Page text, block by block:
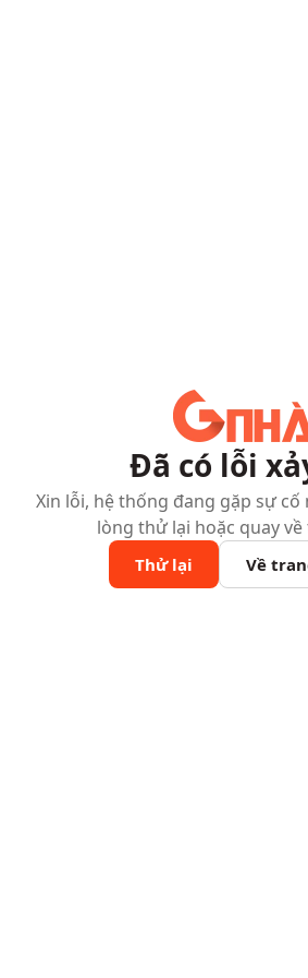
Đã có lỗi
Xin lỗi, hệ thống đang gặp sự cố
lòng thử lại hoặc quay
Thử lại Về